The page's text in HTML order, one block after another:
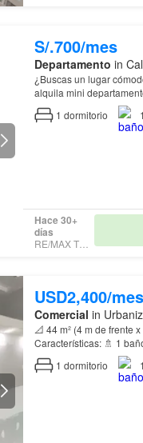
S/.700/mes
Departamento in
¿Buscas un lugar
alquila mini
directo e independiente…
1 dormitorio 1
Hace 30+
días
RE/MAX TODAY
USD2,400/mes
Comercial in
📐 44 m² (4 m de frente
Características: 🚿 1
independientes de
1 dormitorio 1